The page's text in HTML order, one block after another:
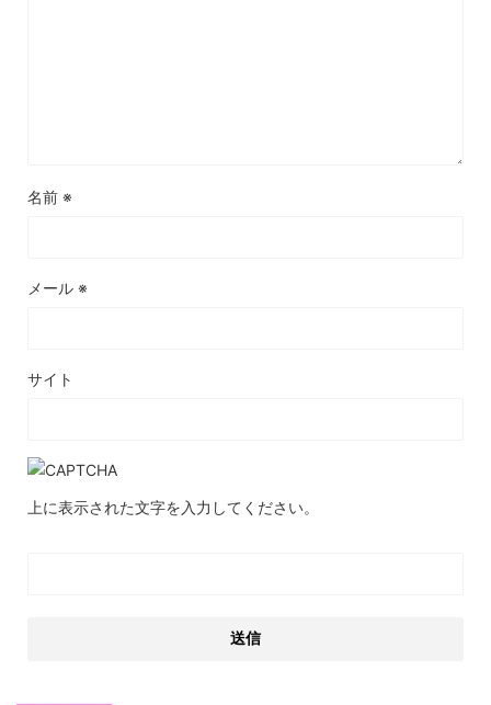
名前 ※
メール ※
サイト
上に表示された文字を入力してください。